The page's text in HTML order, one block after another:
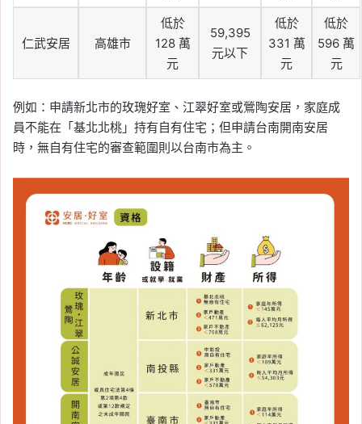
仁武安居 高雄市
低於
128 萬
元
59,395
元以下
低於
331 萬
元
低於
596 萬
元
例如：申請新北市的玫瑰好室、江翠好室或鶯陶安居，家庭成
員不能在「基北北桃」持有自有住宅；但申請台南開南安居
時，無自有住宅的審查範圍則以台南市為主。